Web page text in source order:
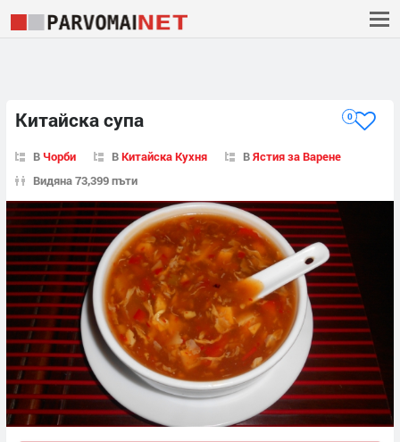
Китайска супа 0
ВЧорби ВКитайска Кухня ВЯстия за Варене
Видяна 73,399 пъти